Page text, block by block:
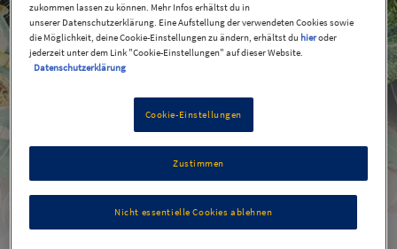
Herbstrezepte
zukommen lassen zu können. Mehr Infos erhältst du in
unserer Datenschutzerklärung. Eine Aufstellung der verwendeten Cookies sowie
die Möglichkeit, deine Cookie-Einstellungen zu ändern, erhältst du hieroder
jederzeit unter dem Link "Cookie-Einstellungen" auf dieser Website.
Datenschutzerklärung
Cookie-Einstellungen
Nicht essentielle Cookies ablehnen
Zustimmen